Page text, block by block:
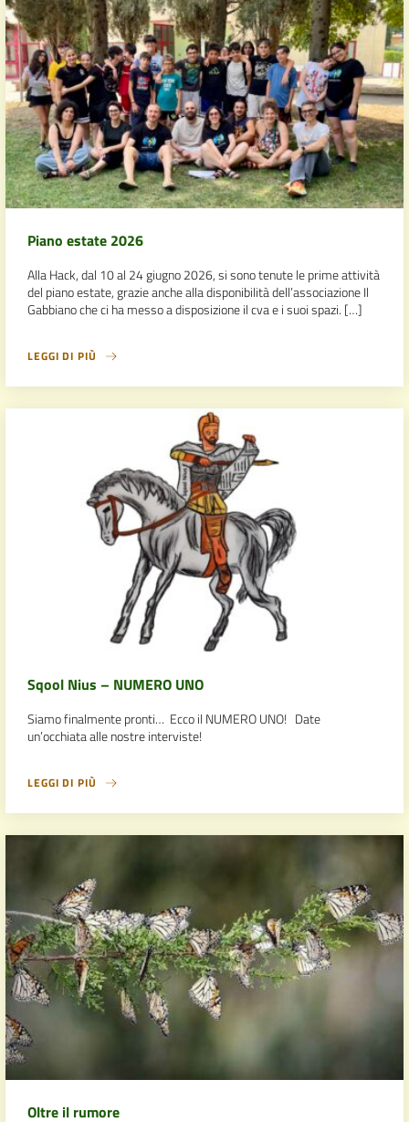
Piano estate 2026
Alla Hack, dal 10 al 24 giugno 2026, si sono tenute le prime attività
del piano estate, grazie anche alla disponibilità dell’associazione Il
Gabbiano che ci ha messo a disposizione il cva e i suoi spazi. […]
LEGGI DI PIÙ
Sqool Nius – NUMERO UNO
Siamo finalmente pronti… Ecco il NUMERO UNO! Date
un’occhiata alle nostre interviste!
LEGGI DI PIÙ
Oltre il rumore